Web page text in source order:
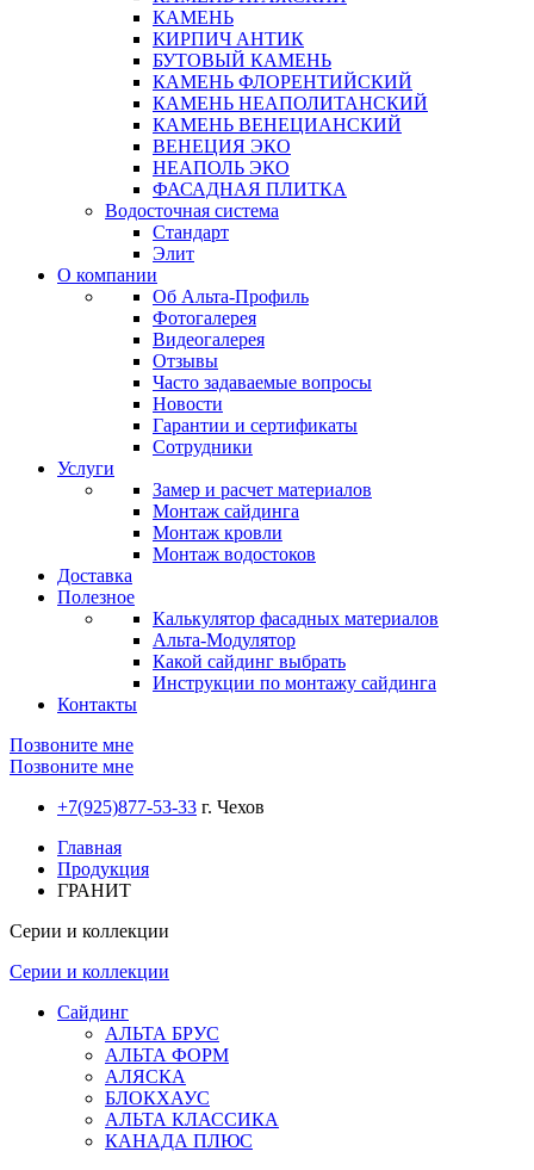
КАМЕНЬ
КИРПИЧ АНТИК
БУТОВЫЙ КАМЕНЬ
КАМЕНЬ ФЛОРЕНТИЙСКИЙ
КАМЕНЬ НЕАПОЛИТАНСКИЙ
КАМЕНЬ ВЕНЕЦИАНСКИЙ
ВЕНЕЦИЯ ЭКО
НЕАПОЛЬ ЭКО
ФАСАДНАЯ ПЛИТКА
Водосточная система
Стандарт
Элит
О компании
Об Альта-Профиль
Фотогалерея
Видеогалерея
Отзывы
Часто задаваемые вопросы
Новости
Гарантии и сертификаты
Сотрудники
Услуги
Замер и расчет материалов
Монтаж сайдинга
Монтаж кровли
Монтаж водостоков
Доставка
Полезное
Калькулятор фасадных материалов
Альта-Модулятор
Какой сайдинг выбрать
Инструкции по монтажу сайдинга
Контакты
Позвоните мне
Позвоните мне
+7(925)877-53-33 г. Чехов
Главная
Продукция
ГРАНИТ
Серии и коллекции
Серии и коллекции
Сайдинг
АЛЬТА БРУС
АЛЬТА ФОРМ
АЛЯСКА
БЛОКХАУС
АЛЬТА КЛАССИКА
КАНАДА ПЛЮС